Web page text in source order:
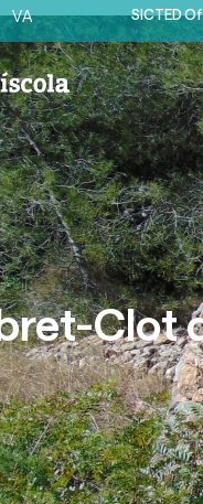
VA SICTED
Clot